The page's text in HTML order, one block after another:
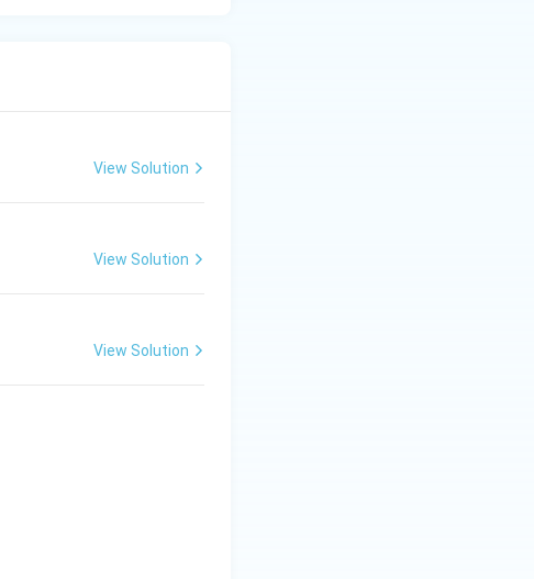
View Solution
View Solution
View Solution